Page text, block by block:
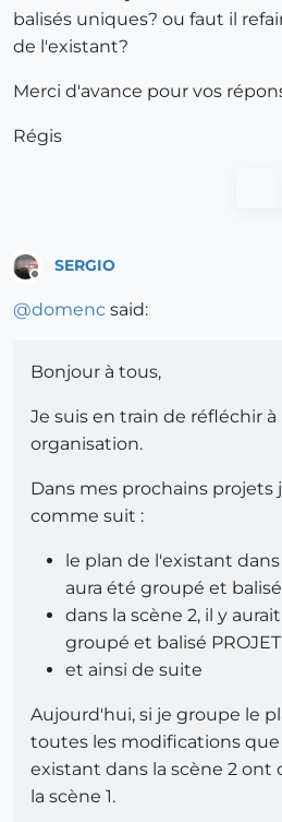
balisés uniques? ou faut il
de l'existant?
Merci d'avance pour vos
Régis
SERGIO
@domenc said:
Bonjour à tous,
Je suis en train de réfléchir
organisation.
Dans mes prochains projets
comme suit :
le plan de l'existant dans
aura été groupé et
dans la scène 2, il y
groupé et balisé PROJET
et ainsi de suite
Aujourd'hui, si je groupe le
toutes les modifications
existant dans la scène 2 ont
la scène 1.